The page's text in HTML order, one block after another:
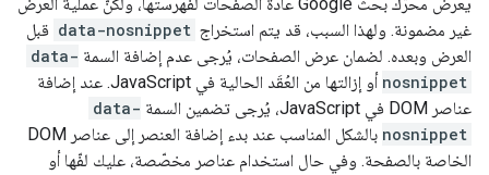
غير مضمونة. ولهذا السبب، قد يتم استخراج data-nosnippet قبل
العرض وبعده. لضمان عرض الصفحات، يُرجى عدم إضافة السمة data-
nosnippet
أو إزالتها من العُقَد الحالية في JavaScript. عند إضافة
عناصر DOM في JavaScript، يُرجى تضمين السمة
data-
nosnippet
بالشكل المناسب عند بدء إضافة العنصر إلى عناصر DOM
الخاصة بالصفحة. وفي حال استخدام عناصر مخصّصة، عليك لفّها أو